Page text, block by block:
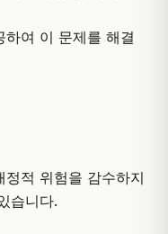
여 이 문제를 해결
적 위험을 감수하지
습니다.